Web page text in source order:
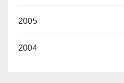
2005
2004